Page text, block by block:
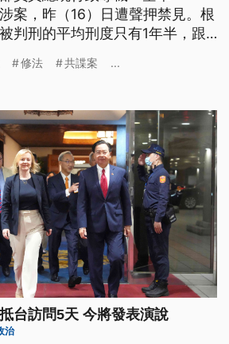
案，昨（16）日遭聲押禁見。根
判刑的平均刑度只有1年半，跟
後，超過一年還沒上路，原因
修法 共諜案 ...
台訪問5天 今將發表演說
治